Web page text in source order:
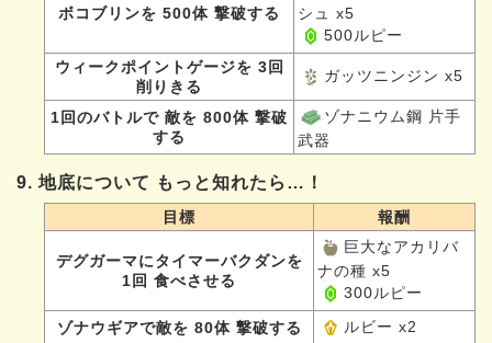
ボコブリンを 500体 撃破する
シュ x5
500ルピー
ウィークポイントゲージを 3回
削りきる
ガッツニンジン x5
1回のバトルで 敵を 800体 撃破
する
ゾナニウム鋼 片手
武器
9. 地底について もっと知れたら…！
目標 報酬
デグガーマにタイマーバクダンを
1回 食べさせる
巨大なアカリバ
ナの種 x5
300ルピー
ゾナウギアで敵を 80体 撃破する ルビー x2